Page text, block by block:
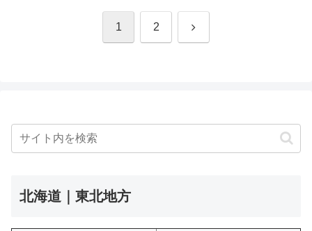
1 2 次
北海道｜東北地方